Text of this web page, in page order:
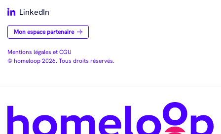
LinkedIn
Mon espace partenaire
Mentions légales et CGU
© homeloop 2026. Tous droits réservés.